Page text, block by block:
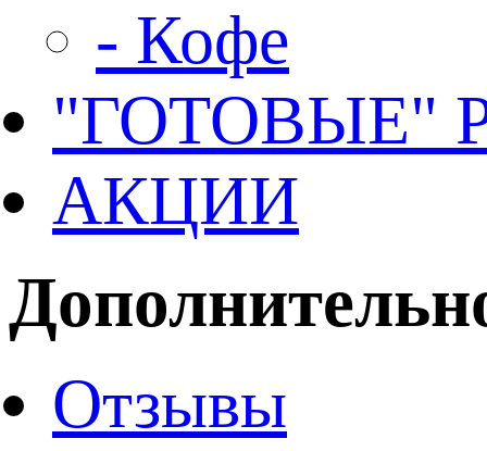
- Кофе
"ГОТОВЫЕ"
АКЦИИ
Отзывы